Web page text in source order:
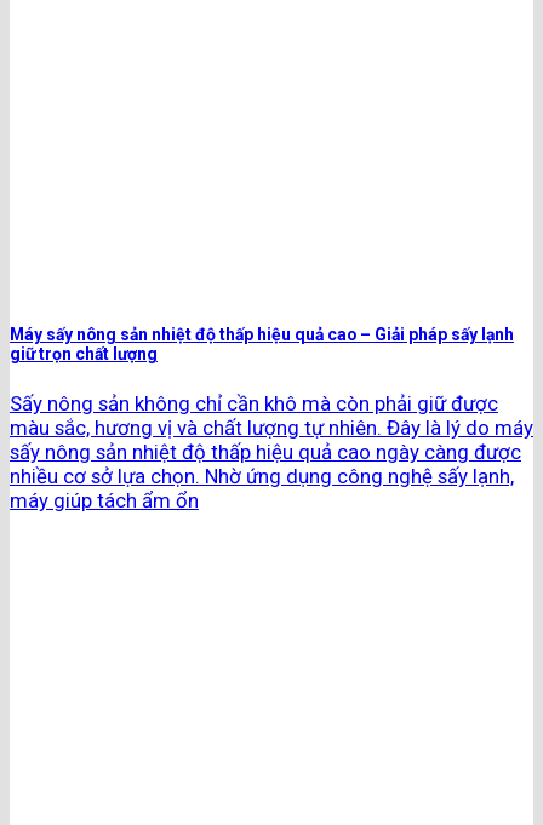
Máy sấy nông sản nhiệt độ thấp hiệu quả cao – Giải pháp sấy lạnh
giữ trọn chất lượng
Sấy nông sản không chỉ cần khô mà còn phải giữ được
màu sắc, hương vị và chất lượng tự nhiên. Đây là lý do máy
sấy nông sản nhiệt độ thấp hiệu quả cao ngày càng được
nhiều cơ sở lựa chọn. Nhờ ứng dụng công nghệ sấy lạnh,
máy giúp tách ẩm ổn